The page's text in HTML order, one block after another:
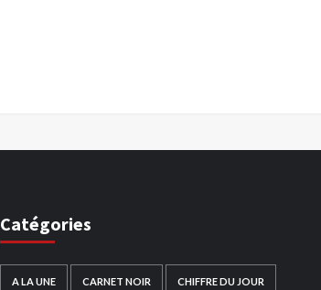
Catégories
A LA UNE CARNET NOIR CHIFFRE DU JOUR